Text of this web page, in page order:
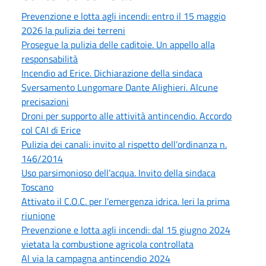
Prevenzione e lotta agli incendi: entro il 15 maggio
2026 la pulizia dei terreni
Prosegue la pulizia delle caditoie. Un appello alla
responsabilità
Incendio ad Erice. Dichiarazione della sindaca
Sversamento Lungomare Dante Alighieri. Alcune
precisazioni
Droni per supporto alle attività antincendio. Accordo
col CAI di Erice
Pulizia dei canali: invito al rispetto dell’ordinanza n.
146/2014
Uso parsimonioso dell’acqua. Invito della sindaca
Toscano
Attivato il C.O.C. per l’emergenza idrica. Ieri la prima
riunione
Prevenzione e lotta agli incendi: dal 15 giugno 2024
vietata la combustione agricola controllata
Al via la campagna antincendio 2024